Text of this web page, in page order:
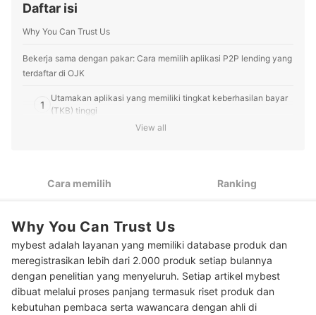
Daftar isi
Why You Can Trust Us
Bekerja sama dengan pakar: Cara memilih aplikasi P2P lending yang
terdaftar di OJK
1
Utamakan aplikasi yang memiliki tingkat keberhasilan bayar
(TKB) tinggi
Peringkat Aplikasi P2P Lending yang Terdaftar di OJK Terbaik
View all
Cara memilih Ranking
Why You Can Trust Us
mybest adalah layanan yang memiliki database produk dan
meregistrasikan lebih dari 2.000 produk setiap bulannya
dengan penelitian yang menyeluruh. Setiap artikel mybest
dibuat melalui proses panjang termasuk riset produk dan
kebutuhan pembaca serta wawancara dengan ahli di